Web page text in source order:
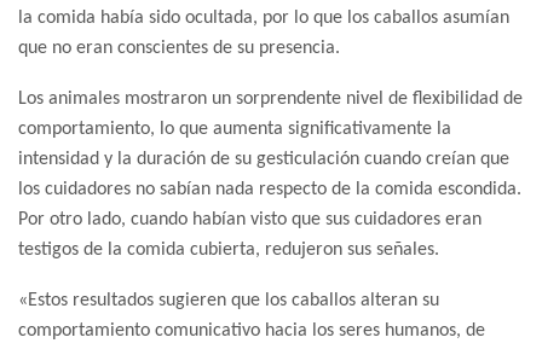
la comida había sido ocultada, por lo que los caballos asumían
que no eran conscientes de su presencia.
Los animales mostraron un sorprendente nivel de flexibilidad de
comportamiento, lo que aumenta significativamente la
intensidad y la duración de su gesticulación cuando creían que
los cuidadores no sabían nada respecto de la comida escondida.
Por otro lado, cuando habían visto que sus cuidadores eran
testigos de la comida cubierta, redujeron sus señales.
«Estos resultados sugieren que los caballos alteran su
comportamiento comunicativo hacia los seres humanos, de